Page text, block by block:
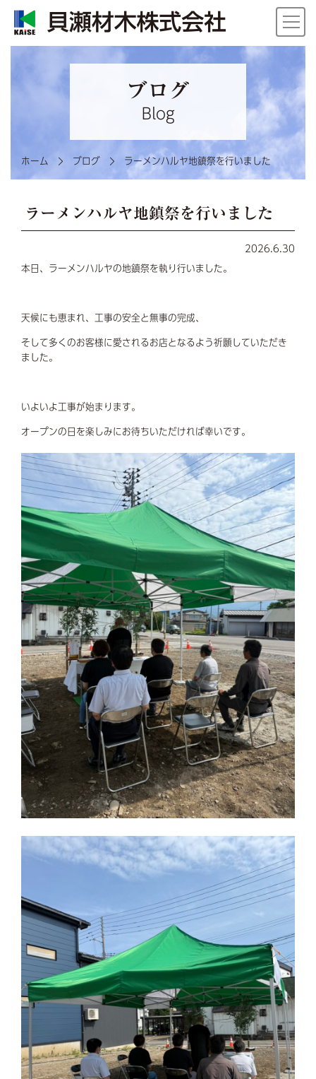
ブログ
Blog
ホーム ブログ ラーメンハルヤ地鎮祭を行いました
ラーメンハルヤ地鎮祭を行いました
2026.6.30
本日、ラーメンハルヤの地鎮祭を執り行いました。
天候にも恵まれ、工事の安全と無事の完成、
そして多くのお客様に愛されるお店となるよう祈願していただき
ました。
いよいよ工事が始まります。
オープンの日を楽しみにお待ちいただければ幸いです。